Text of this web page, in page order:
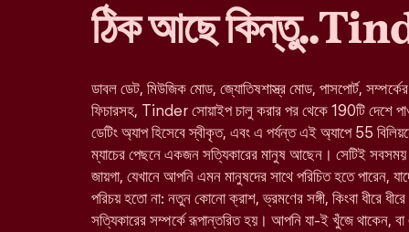
ঠিক আছে
ডাবল ডেট, মিউজিক মোড, জ্যোতিষশাস্ত্র মোড, পাসপোর্ট,
ফিচারসহ, Tinder সোয়াইপ চালু করার পর থেকে 190টি দেশে
ডেটিং অ্যাপ হিসেবে স্বীকৃত, এবং এ পর্যন্ত এই অ্যাপে 55
ম্যাচের পেছনে একজন সত্যিকারের মানুষ আছেন। সেটিই
জায়গা, যেখানে আপনি এমন মানুষদের সাথে পরিচিত হতে পারেন,
পরিচয় হতো না: নতুন কোনো ক্রাশ, ভ্রমণের সঙ্গী, কিংবা ধীরে
সত্যিকারের সম্পর্কে রূপান্তরিত হয়। আপনি যা-ই খুঁজে থাকেন,